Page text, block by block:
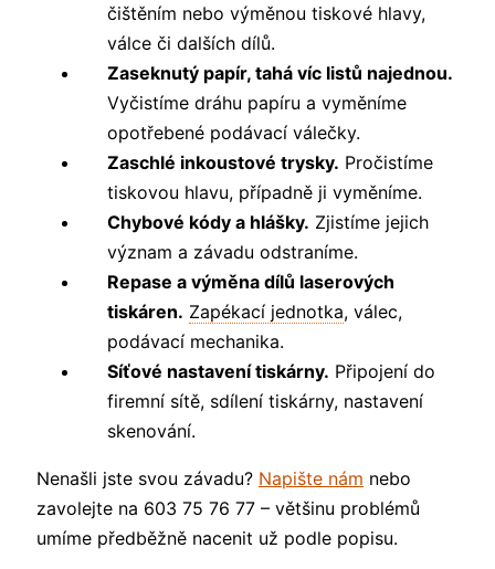
čištěním nebo výměnou tiskové hlavy,
válce či dalších dílů.
Zaseknutý papír, tahá víc listů najednou.
Vyčistíme dráhu papíru a vyměníme
opotřebené podávací válečky.
Zaschlé inkoustové trysky. Pročistíme
tiskovou hlavu, případně ji vyměníme.
Chybové kódy a hlášky. Zjistíme jejich
význam a závadu odstraníme.
Repase a výměna dílů laserových
tiskáren. Zapékací jednotka, válec,
podávací mechanika.
Síťové nastavení tiskárny. Připojení do
firemní sítě, sdílení tiskárny, nastavení
skenování.
Nenašli jste svou závadu? Napište nám nebo
zavolejte na 603 75 76 77 – většinu problémů
umíme předběžně nacenit už podle popisu.